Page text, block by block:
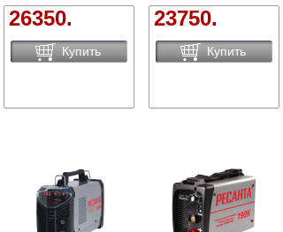
26350.
Купить
23750.
Купить